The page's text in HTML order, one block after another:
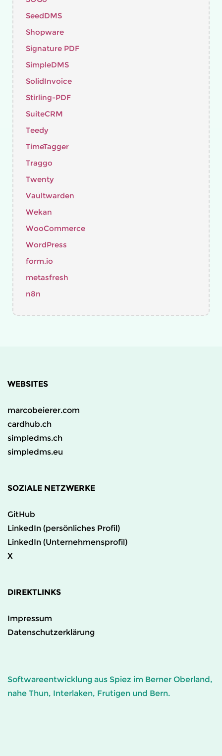
SeedDMS
Shopware
Signature PDF
SimpleDMS
SolidInvoice
Stirling-PDF
SuiteCRM
Teedy
TimeTagger
Traggo
Twenty
Vaultwarden
Wekan
WooCommerce
WordPress
form.io
metasfresh
n8n
WEBSITES
marcobeierer.com
cardhub.ch
simpledms.ch
simpledms.eu
SOZIALE NETZWERKE
GitHub
LinkedIn (persönliches Profil)
LinkedIn (Unternehmensprofil)
X
DIREKTLINKS
Impressum
Datenschutzerklärung
Softwareentwicklung aus Spiez im Berner Oberland,
nahe Thun, Interlaken, Frutigen und Bern.